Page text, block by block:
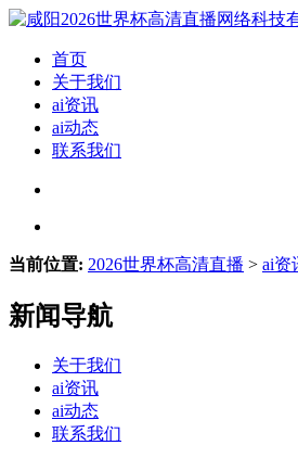
首页
关于我们
ai资讯
ai动态
联系我们
当前位置: 2026世界杯高清直播 > ai资
新闻导航
关于我们
ai资讯
ai动态
联系我们